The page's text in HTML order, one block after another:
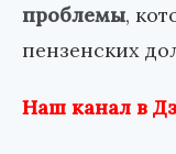
проблемы,
пензенских
Наш канал в